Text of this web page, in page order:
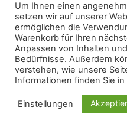
Um Ihnen einen
setzen wir auf unserer
ermöglichen die
Warenkorb für Ihren
Anpassen von Inhalten
Bedürfnisse. Außerdem
verstehen, wie unsere
Informationen finden Sie
Einstellungen